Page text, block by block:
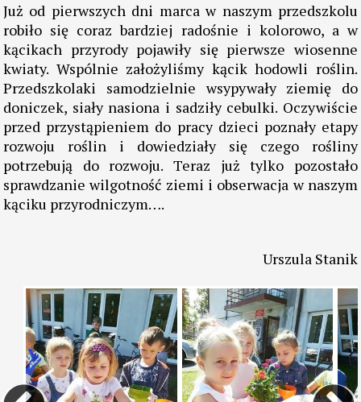
Już od pierwszych dni marca w naszym przedszkolu
robiło się coraz bardziej radośnie i kolorowo, a w
kącikach przyrody pojawiły się pierwsze wiosenne
kwiaty. Wspólnie założyliśmy kącik hodowli roślin.
Przedszkolaki samodzielnie wsypywały ziemię do
doniczek, siały nasiona i sadziły cebulki. Oczywiście
przed przystąpieniem do pracy dzieci poznały etapy
rozwoju roślin i dowiedziały się czego rośliny
potrzebują do rozwoju. Teraz już tylko pozostało
sprawdzanie wilgotność ziemi i obserwacja w naszym
kąciku przyrodniczym….
Urszula Stanik